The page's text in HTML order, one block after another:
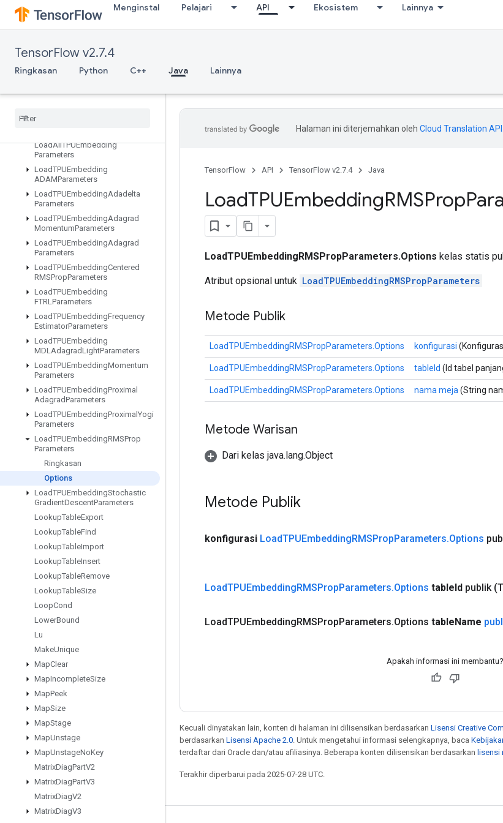
Menginstal Pelajari API Ekosistem Lainnya
TensorFlow v2.7.4
Ringkasan Python C++ Java Lainnya
IteratorGetDevice
KMC2ChainInitialization
KthOrderStatistic
LMDBDataset
Lin
LoadAllTPUEmbedding
Parameters
LoadTPUEmbedding
ADAMParameters
LoadTPUEmbeddingAdadelta
Parameters
LoadTPUEmbeddingAdagrad
MomentumParameters
LoadTPUEmbeddingAdagrad
Parameters
LoadTPUEmbeddingCentered
RMSPropParameters
LoadTPUEmbedding
FTRLParameters
LoadTPUEmbeddingFrequency
EstimatorParameters
LoadTPUEmbedding
MDLAdagradLightParameters
LoadTPUEmbeddingMomentum
Parameters
LoadTPUEmbeddingProximal
AdagradParameters
LoadTPUEmbeddingProximal Yogi
Parameters
LoadTPUEmbeddingRMSProp
Parameters
Ringkasan
Options
LoadTPUEmbeddingStochastic
GradientDescentParameters
LookupTableExport
LookupTableFind
LookupTableImport
LookupTableInsert
LookupTableRemove
LookupTableSize
LoopCond
LowerBound
Lu
MakeUnique
MapClear
MapIncompleteSize
MapPeek
MapSize
MapStage
MapUnstage
MapUnstageNoKey
MatrixDiagPartV2
MatrixDiagPartV3
MatrixDiagV2
MatrixDiagV3
Halaman ini diterjemahkan oleh Cloud Translation API
TensorFlow API TensorFlow v2.7.4 Java
LoadTPUEmbeddingRMSProp
LoadTPUEmbeddingRMSPropParameters.Options kelas statis
Atribut opsional untuk LoadTPUEmbeddingRMSPropParameters
Metode Publik
LoadTPUEmbeddingRMSPropParameters.Options konfigurasi
LoadTPUEmbeddingRMSPropParameters.Options tableId (Id tabel
LoadTPUEmbeddingRMSPropParameters.Options nama meja (String
Metode Warisan
Dari kelas java.lang.Object
Metode Publik
konfigurasi LoadTPUEmbeddingRMSPropParameters.Options
LoadTPUEmbeddingRMSPropParameters.Options tableId publik
LoadTPUEmbeddingRMSPropParameters.Options tableName
Apakah informasi ini membantu?
Kecuali dinyatakan lain, konten di halaman ini dilisensikan berdasarkan Lisensi Creative
berdasarkan Lisensi Apache 2.0 . Untuk mengetahui informasi selengkapnya, baca
terdaftar dari Oracle dan/atau afiliasinya. Beberapa konten dilisensikan berdasarkan lisensi
Terakhir diperbarui pada 2025-07-28 UTC.